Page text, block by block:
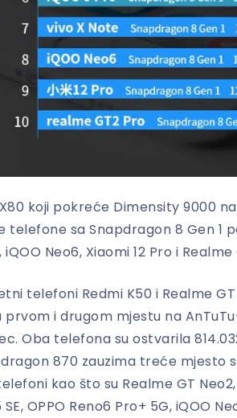
koji pokreće Dimensity 9000
telefone sa Snapdragon 8 Gen 1
iQOO Neo6, Xiaomi 12 Pro i Realme
telefoni Redmi K50 i Realme
prvom i drugom mjestu na
Oba telefona su ostvarila
870 zauzima treće mjesto
kao što su Realme GT
SE, OPPO Reno6 Pro+ 5G, iQOO